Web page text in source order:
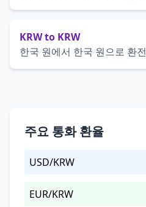
KRW to KRW
한국 원에서 한국 원으로 환전
주요 통화 환율
USD/KRW
EUR/KRW